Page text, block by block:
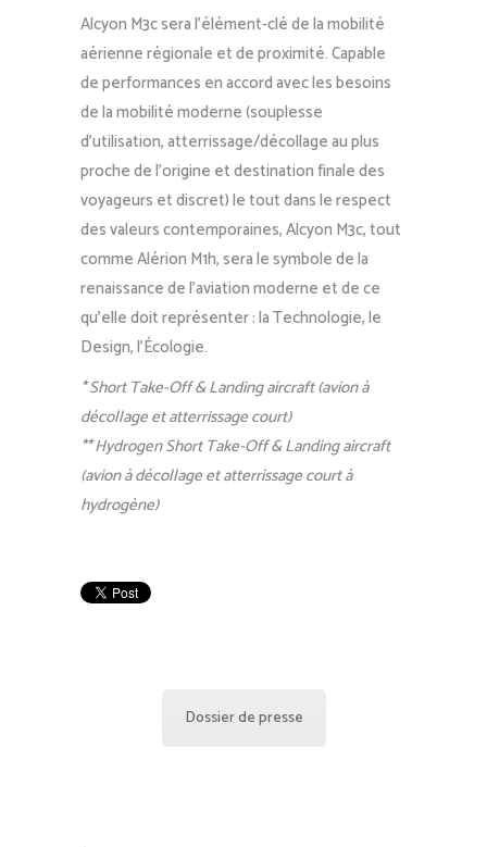
Alcyon M3c sera l’élément-clé de la mobilité
aérienne régionale et de proximité. Capable
de performances en accord avec les besoins
de la mobilité moderne (souplesse
d’utilisation, atterrissage/décollage au plus
proche de l’origine et destination finale des
voyageurs et discret) le tout dans le respect
des valeurs contemporaines, Alcyon M3c, tout
comme Alérion M1h, sera le symbole de la
renaissance de l’aviation moderne et de ce
qu’elle doit représenter : la Technologie, le
Design, l’Écologie.
* Short Take-Off & Landing aircraft (avion à
décollage et atterrissage court)
** Hydrogen Short Take-Off & Landing aircraft
(avion à décollage et atterrissage court à
hydrogène)
Dossier de presse